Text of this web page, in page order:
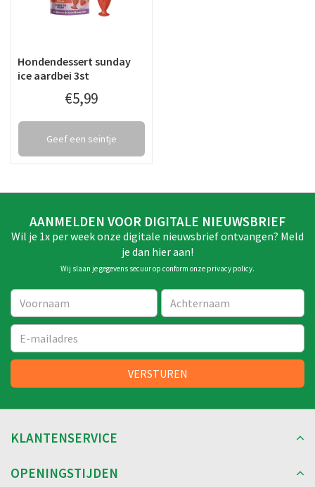
Hondendessert sunday
ice aardbei 3st
€5,99
Geef een seintje
AANMELDEN VOOR DIGITALE NIEUWSBRIEF
Wil je 1x per week onze digitale nieuwsbrief ontvangen? Meld
je dan hier aan!
Wij slaan je gegevens secuur op conform onze privacy policy.
KLANTENSERVICE
OPENINGSTIJDEN